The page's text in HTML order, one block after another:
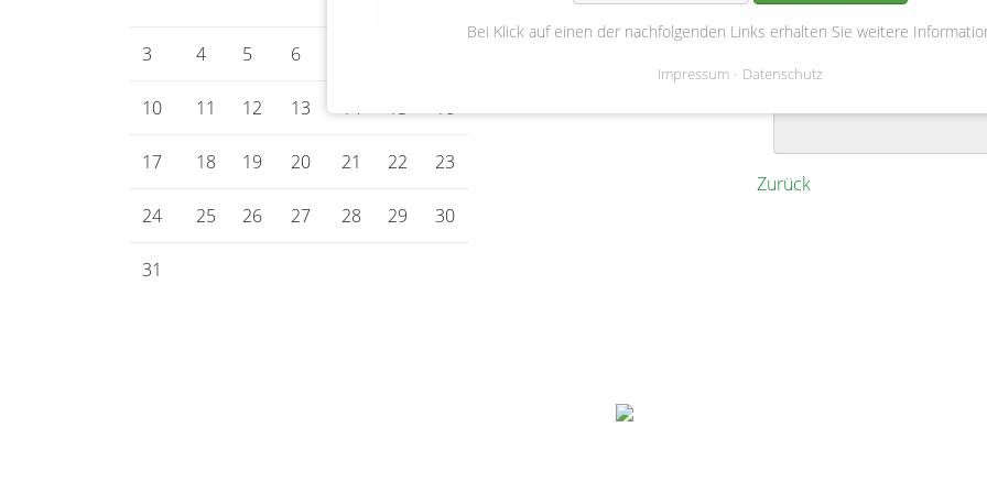
3 4 5 6
10 11 12 13 14 15 16
17 18 19 20 21 22 23
24 25 26 27 28 29 30
31
im Rahmen des
Wichmannsburg mit
Zurück
Bei Klick auf einen der nachfolgenden Links erhalten Sie weitere
Impressum Datenschutz